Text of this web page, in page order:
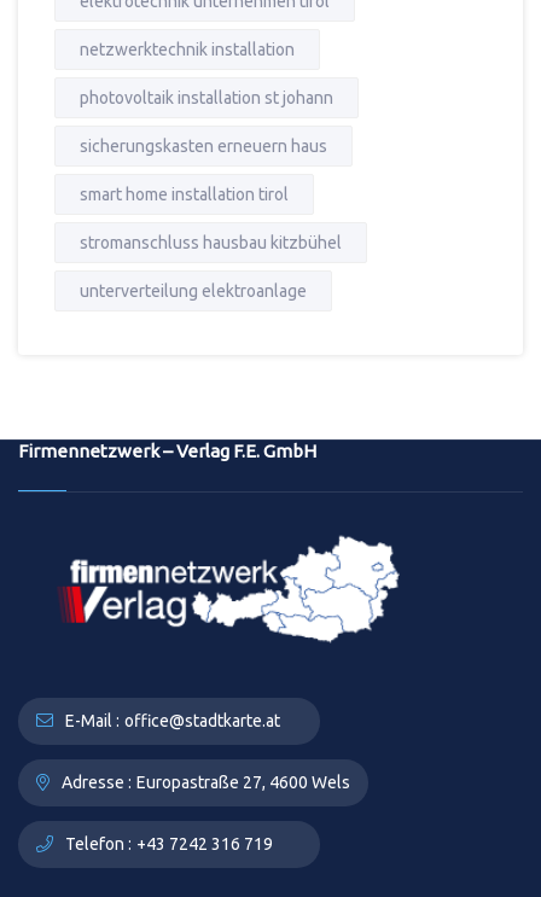
netzwerktechnik installation
photovoltaik installation st johann
sicherungskasten erneuern haus
smart home installation tirol
stromanschluss hausbau kitzbühel
unterverteilung elektroanlage
Firmennetzwerk – Verlag F.E. GmbH
E-Mail : office@stadtkarte.at
Adresse : Europastraße 27, 4600 Wels
Telefon : +43 7242 316 719